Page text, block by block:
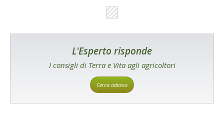
L'Esperto risponde
I consigli di Terra e Vita agli agricoltori
Cerca adesso